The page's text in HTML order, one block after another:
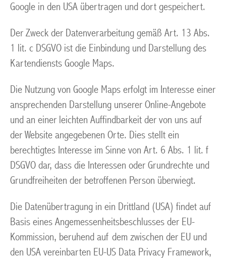
Google in den USA übertragen und dort gespeichert.
Der Zweck der Datenverarbeitung gemäß Art. 13 Abs.
1 lit. c DSGVO ist die Einbindung und Darstellung des
Kartendiensts Google Maps.
Die Nutzung von Google Maps erfolgt im Interesse einer
ansprechenden Darstellung unserer Online-Angebote
und an einer leichten Auffindbarkeit der von uns auf
der Website angegebenen Orte. Dies stellt ein
berechtigtes Interesse im Sinne von Art. 6 Abs. 1 lit. f
DSGVO dar, dass die Interessen oder Grundrechte und
Grundfreiheiten der betroffenen Person überwiegt.
Die Datenübertragung in ein Drittland (USA) findet auf
Basis eines Angemessenheitsbeschlusses der EU-
Kommission, beruhend auf dem zwischen der EU und
den USA vereinbarten EU-US Data Privacy Framework,